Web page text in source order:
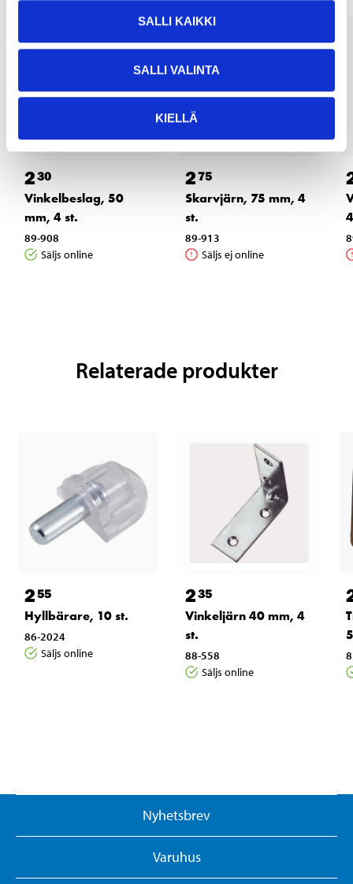
SALLI KAIKKI
SALLI VALINTA
KIELLÄ
230
Vinkelbeslag, 50
mm, 4 st.
89-908
Säljs online
275
Skarvjärn, 75 mm, 4
st.
89-913
Säljs ej online
Relaterade produkter
255
Hyllbärare, 10 st.
86-2024
Säljs online
235
Vinkeljärn 40 mm, 4
st.
88-558
Säljs online
Nyhetsbrev
Varuhus